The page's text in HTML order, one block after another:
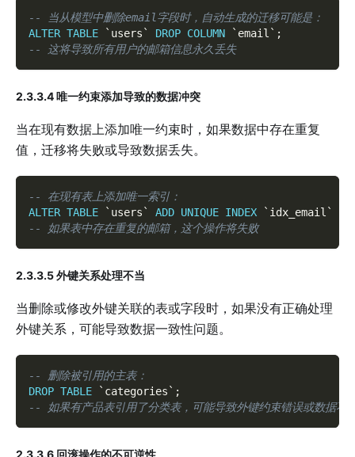
-- 当从模型中删除email字段时，自动生成的迁移可能是：
ALTER TABLE ` users ` DROP COLUMN ` email ` ;
-- 这将导致所有用户的邮箱信息永久丢失
2.3.3.4 唯一约束添加导致的数据冲突
当在现有数据上添加唯一约束时，如果数据中存在重复
值，迁移将失败或导致数据丢失。
-- 在现有表上添加唯一索引：
ALTER TABLE ` users ` ADD UNIQUE INDEX ` idx_email `
-- 如果表中存在重复的邮箱，这个操作将失败
2.3.3.5 外键关系处理不当
当删除或修改外键关联的表或字段时，如果没有正确处理
外键关系，可能导致数据一致性问题。
-- 删除被引用的主表：
DROP TABLE ` categories ` ;
-- 如果有产品表引用了分类表，可能导致外键约束错误或数据不
2.3.3.6 回滚操作的不可逆性